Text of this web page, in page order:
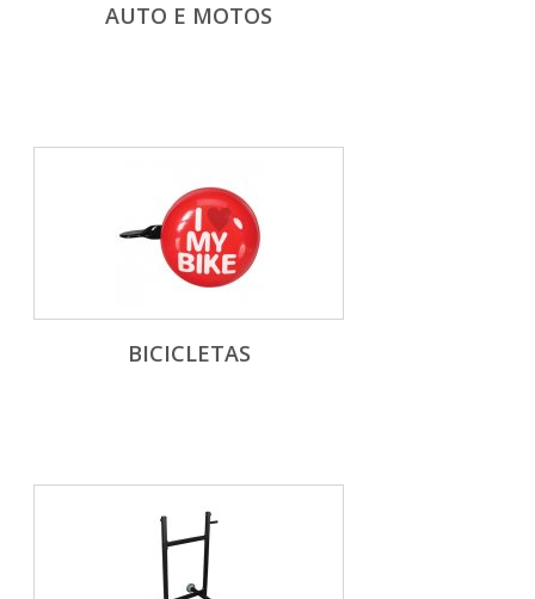
AUTO E MOTOS
BICICLETAS